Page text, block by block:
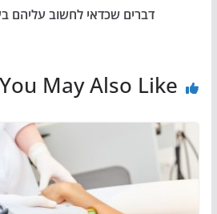
דברים שכדאי לחשוב עליהם
You May Also Like